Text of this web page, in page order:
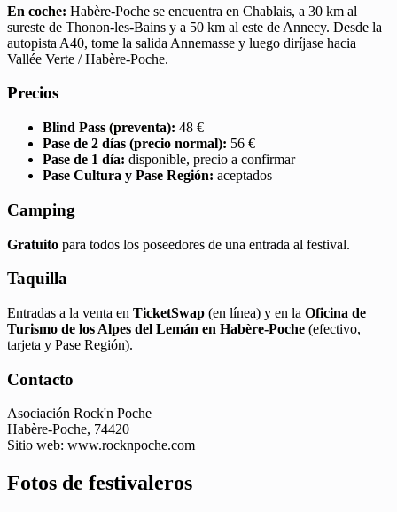
En coche: Habère-Poche se encuentra en Chablais, a 30 km al
sureste de Thonon-les-Bains y a 50 km al este de Annecy. Desde la
autopista A40, tome la salida Annemasse y luego diríjase hacia
Vallée Verte / Habère-Poche.
Precios
Blind Pass (preventa): 48 €
Pase de 2 días (precio normal): 56 €
Pase de 1 día: disponible, precio a confirmar
Pase Cultura y Pase Región: aceptados
Camping
Gratuito para todos los poseedores de una entrada al festival.
Taquilla
Entradas a la venta en TicketSwap (en línea) y en la Oficina de
Turismo de los Alpes del Lemán en Habère-Poche (efectivo,
tarjeta y Pase Región).
Contacto
Asociación Rock'n Poche
Habère-Poche, 74420
Sitio web: www.rocknpoche.com
Fotos de festivaleros